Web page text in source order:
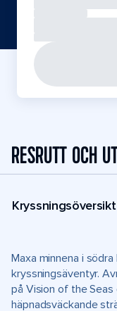
RESRUTT OCH
Kryssningsöversikt
Maxa minnena i
kryssningsäventyr.
på Vision of the
häpnadsväckande